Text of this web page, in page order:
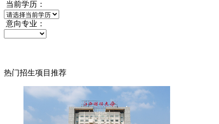
当前学历：
意向专业：
热门招生项目推荐